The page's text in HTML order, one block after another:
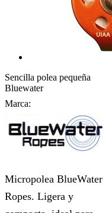
Sencilla polea pequeña
Bluewater
Marca:
Micropolea BlueWater
Ropes. Ligera y